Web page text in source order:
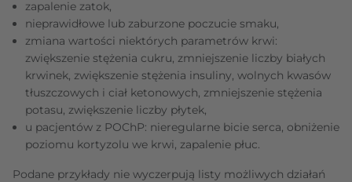
zapalenie zatok,
nieprawidłowe lub zaburzone poczucie smaku,
zmiana wartości niektórych parametrów krwi:
zwiększenie stężenia cukru, zmniejszenie liczby białych
krwinek, zwiększenie stężenia insuliny, wolnych kwasów
tłuszczowych i ciał ketonowych, zmniejszenie stężenia
potasu, zwiększenie liczby płytek,
u pacjentów z POChP: nieregularne bicie serca, obniżenie
poziomu kortyzolu we krwi, zapalenie płuc.
Podane przykłady nie wyczerpują listy możliwych działań